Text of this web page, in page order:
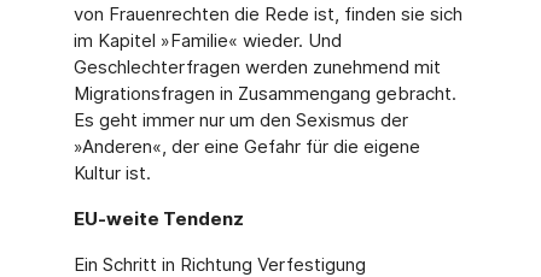
von Frauenrechten die Rede ist, finden sie sich
im Kapitel »Familie« wie­der. Und
Geschlechterfragen werden zunehmend mit
Migrationsfragen in Zusammengang gebracht.
Es geht immer nur um den Sexismus der
»Anderen«, der eine Gefahr für die eige­ne
Kultur ist.
EU-weite Tendenz
Ein Schritt in Richtung Verfestigung